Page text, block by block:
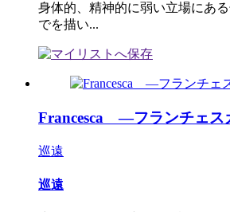
身体的、精神的に弱い立場にあ
でを描い...
Francesca ―フランチェ
巡遠
巡遠